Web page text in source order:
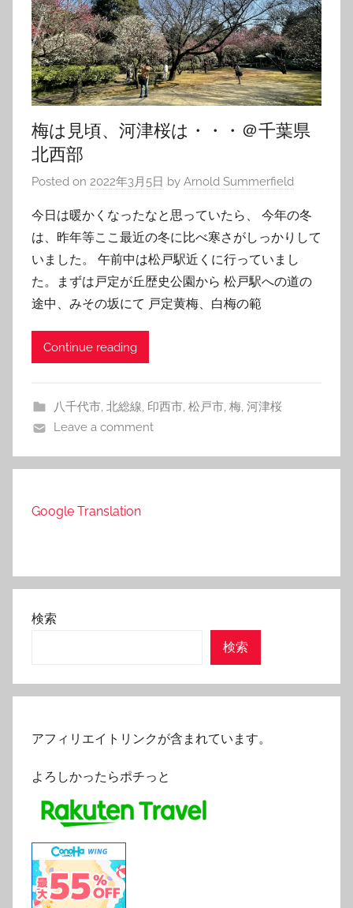
梅は見頃、河津桜は・・・＠千葉県
北西部
Posted on 2022年3月5日 by Arnold Summerfield
今日は暖かくなったなと思っていたら、 今年の冬
は、昨年等ここ最近の冬に比べ寒さがしっかりして
いました。 午前中は松戸駅近くに行っていまし
た。まずは戸定が丘歴史公園から 松戸駅への道の
途中、みその坂にて 戸定黄梅、白梅の範
Continue reading
八千代市, 北総線, 印西市, 松戸市, 梅, 河津桜
Leave a comment
Google Translation
検索
検索
アフィリエイトリンクが含まれています。
よろしかったらポチっと